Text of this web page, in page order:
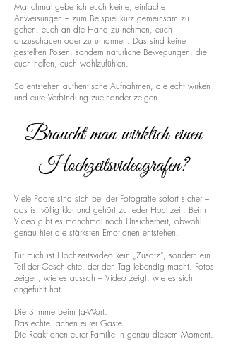
Manchmal gebe ich euch kleine, einfache
Anweisungen – zum Beispiel kurz gemeinsam zu
gehen, euch an die Hand zu nehmen, euch
anzuschauen oder zu umarmen. Das sind keine
gestellten Posen, sondern natürliche Bewegungen, die
euch helfen, euch wohlzufühlen.
So entstehen authentische Aufnahmen, die echt wirken
und eure Verbindung zueinander zeigen
Braucht man wirklich einen
Hochzeitsvideografen?
Viele Paare sind sich bei der Fotografie sofort sicher –
das ist völlig klar und gehört zu jeder Hochzeit. Beim
Video gibt es manchmal noch Unsicherheit, obwohl
genau hier die stärksten Emotionen entstehen.
Für mich ist Hochzeitsvideo kein „Zusatz“, sondern ein
Teil der Geschichte, der den Tag lebendig macht. Fotos
zeigen, wie es aussah – Video zeigt, wie es sich
angefühlt hat.
Die Stimme beim Ja-Wort.
Das echte Lachen eurer Gäste.
Die Reaktionen eurer Familie in genau diesem Moment.